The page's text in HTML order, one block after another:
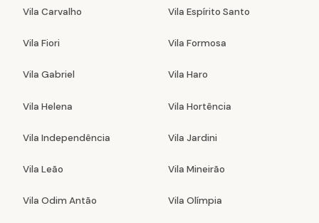
Vila Carvalho Vila Espírito Santo
Vila Fiori Vila Formosa
Vila Gabriel Vila Haro
Vila Helena Vila Hortência
Vila Independência Vila Jardini
Vila Leão Vila Mineirão
Vila Odim Antão Vila Olímpia